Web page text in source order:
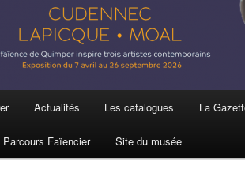
Actualités Les catalogues La
Parcours Faïencier Site du musée